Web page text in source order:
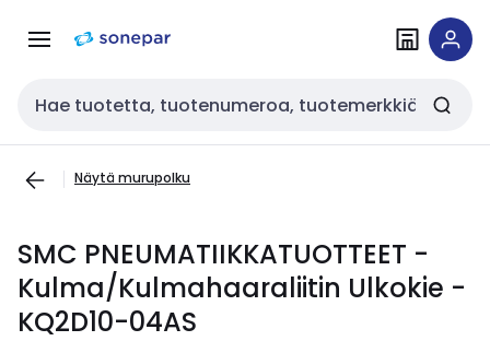
navigointiinsisältöön
Haku
Näytä murupolku
SMC PNEUMATIIKKATUOTTEET -
Kulma/Kulmahaaraliitin Ulkokie -
KQ2D10-04AS